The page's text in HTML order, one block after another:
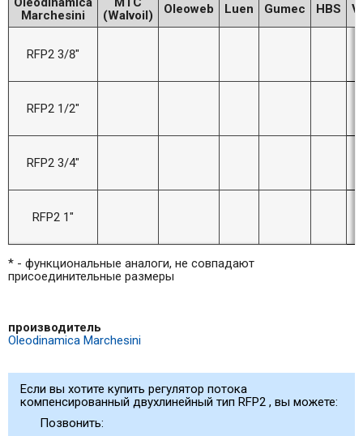
Marchesini
(Walvoil)
Oleoweb Luen Gumec HBS
RFP2 3/8"
RFP2 1/2"
RFP2 3/4"
RFP2 1"
* - функциональные аналоги, не совпадают
присоединительные размеры
производитель
Oleodinamica Marchesini
Если вы хотите купить регулятор потока
компенсированный двухлинейный тип RFP2 , вы можете:
Позвонить: